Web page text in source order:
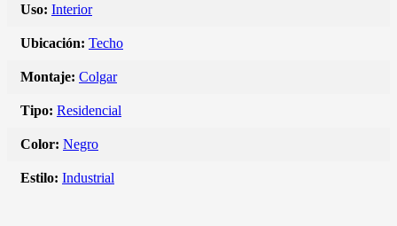
Uso: Interior
Ubicación: Techo
Montaje: Colgar
Tipo: Residencial
Color: Negro
Estilo: Industrial